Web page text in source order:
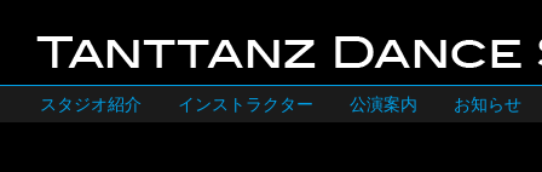
スタジオ紹介 インストラクター 公演案内 お知らせ